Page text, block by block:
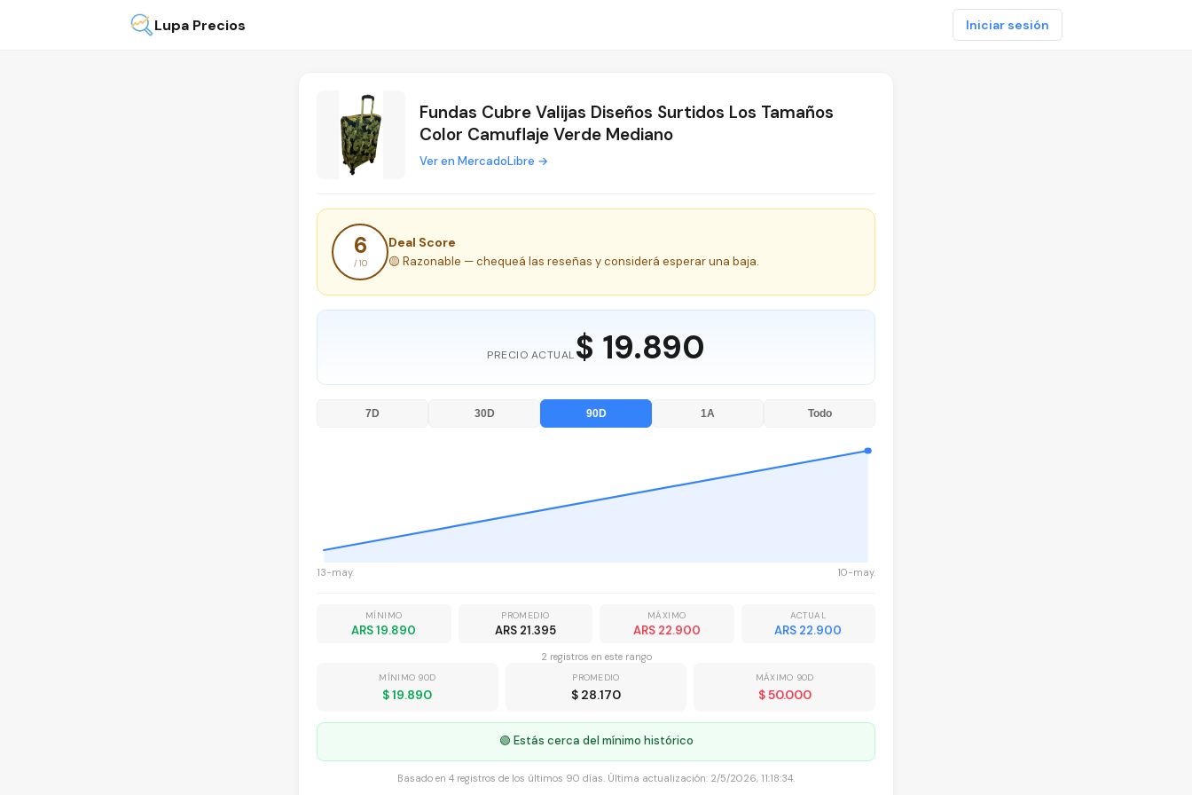
Lupa Precios Iniciar sesión
Fundas Cubre Valijas Diseños Surtidos Los Tamaños
Color Camuflaje Verde Mediano
Ver en MercadoLibre →
6
/ 10
Deal Score
🟡 Razonable — chequeá las reseñas y considerá esperar una baja.
PRECIO ACTUAL$ 19.890
7D 30D 90D 1A Todo
13-may. 10-may.
MÍNIMO
ARS 19.890
PROMEDIO
ARS 21.395
MÁXIMO
ARS 22.900
ACTUAL
ARS 22.900
2 registros en este rango
MÍNIMO 90D
$ 19.890
PROMEDIO
$ 28.170
MÁXIMO 90D
$ 50.000
🟢 Estás cerca del mínimo histórico
Basado en 4 registros de los últimos 90 días. Última actualización: 2/5/2026, 11:18:34.